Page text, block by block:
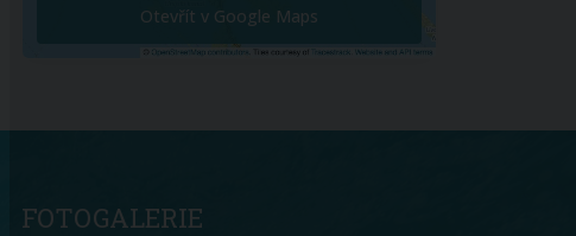
Otevřít v Google Maps
FOTOGALERIE